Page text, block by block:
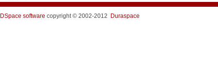
DSpace software copyright © 2002-2012 Duraspace